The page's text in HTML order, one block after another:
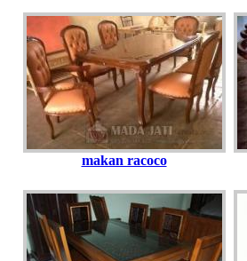
makan racoco